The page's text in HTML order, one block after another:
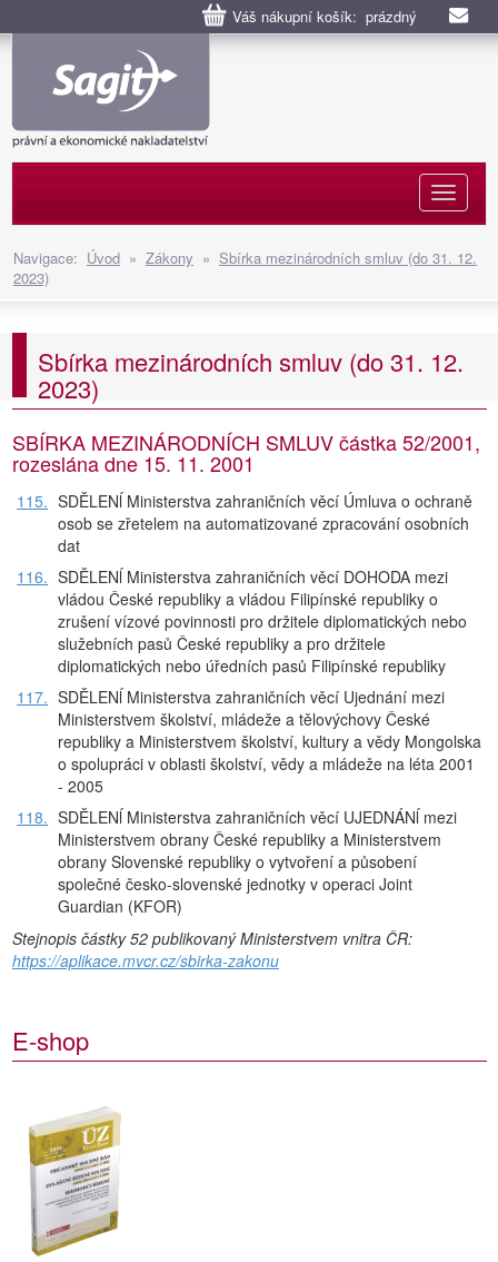
Váš nákupní košík: prázdný
Navigace: Úvod » Zákony » Sbírka mezinárodních smluv (do 31. 12.
2023)
Sbírka mezinárodních smluv (do 31. 12.
2023)
SBÍRKA MEZINÁRODNÍCH SMLUV částka 52/2001,
rozeslána dne 15. 11. 2001
115. SDĚLENĺ Ministerstva zahraničních věcí Úmluva o ochraně
osob se zřetelem na automatizované zpracování osobních
dat
116. SDĚLENĺ Ministerstva zahraničních věcí DOHODA mezi
vládou České republiky a vládou Filipínské republiky o
zrušení vízové povinnosti pro držitele diplomatických nebo
služebních pasů České republiky a pro držitele
diplomatických nebo úředních pasů Filipínské republiky
117. SDĚLENĺ Ministerstva zahraničních věcí Ujednání mezi
Ministerstvem školství, mládeže a tělovýchovy České
republiky a Ministerstvem školství, kultury a vědy Mongolska
o spolupráci v oblasti školství, vědy a mládeže na léta 2001
- 2005
118. SDĚLENĺ Ministerstva zahraničních věcí UJEDNÁNĺ mezi
Ministerstvem obrany České republiky a Ministerstvem
obrany Slovenské republiky o vytvoření a působení
společné česko-slovenské jednotky v operaci Joint
Guardian (KFOR)
Stejnopis částky 52 publikovaný Ministerstvem vnitra ČR:
https://aplikace.mvcr.cz/sbirka-zakonu
E-shop